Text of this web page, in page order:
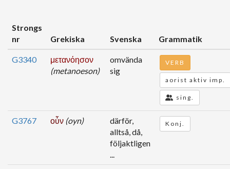
Strongs
nr
Grekiska Svenska Grammatik
G3340
μετανόησον
(metanoeson)
omvända
sig
VERB
aorist aktiv imp.
sing.
G3767 οὖν (oyn)
därför,
alltså, då,
följaktligen
...
Konj.